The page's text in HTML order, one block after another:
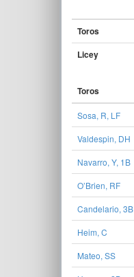
Toros
Licey
Toros
Sosa, R, LF
Valdespin, DH
Navarro, Y, 1B
O’Brien, RF
Candelario, 3B
Heim, C
Mateo, SS